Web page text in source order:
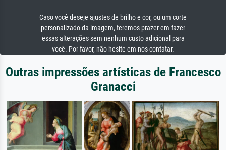
Caso você deseje ajustes de brilho e cor, ou um corte
personalizado da imagem, teremos prazer em fazer
essas alterações sem nenhum custo adicional para
você. Por favor, não hesite em nos contatar.
Outras impressões artísticas de Francesco
Granacci